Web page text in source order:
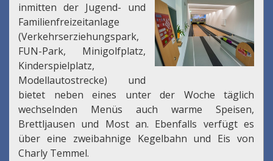
inmitten der Jugend- und
Familienfreizeitanlage
(Verkehrserziehungspark,
FUN-Park, Minigolfplatz,
Kinderspielplatz,
Modellautostrecke) und
bietet neben eines unter der Woche täglich
wechselnden Menüs auch warme Speisen,
Brettljausen und Most an. Ebenfalls verfügt es
über eine zweibahnige Kegelbahn und Eis von
Charly Temmel.